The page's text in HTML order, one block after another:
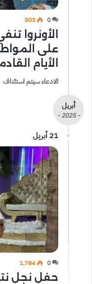
0
503
الأونروا
على
الأيام
الادعاء سيتم استئناف
أبريل
- 2025 -
21 أبريل
0 1٬784
حفل نجل